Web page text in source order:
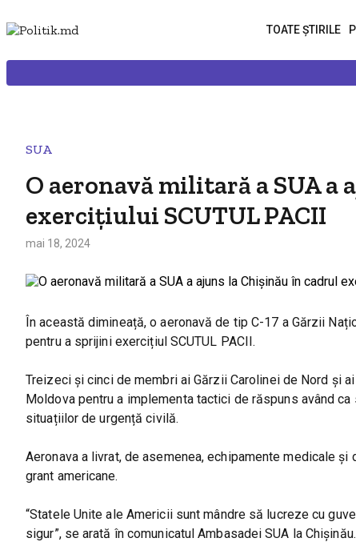
TOATE ȘTIRILE
SUA
O aeronavă militară a SUA
exercițiului SCUTUL PACII
mai 18, 2024
În această dimineață, o aeronavă de tip C-17 a Gărzii
pentru a sprijini exercițiul SCUTUL PACII.
Treizeci și cinci de membri ai Gărzii Carolinei de Nord și
Moldova pentru a implementa tactici de răspuns având
situațiilor de urgență civilă.
Aeronava a livrat, de asemenea, echipamente medicale
grant americane.
“Statele Unite ale Americii sunt mândre să lucreze cu
sigur”, se arată în comunicatul Ambasadei SUA la Chișinău.